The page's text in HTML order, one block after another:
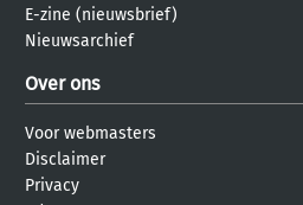
E-zine (nieuwsbrief)
Nieuwsarchief
Over ons
Voor webmasters
Disclaimer
Privacy